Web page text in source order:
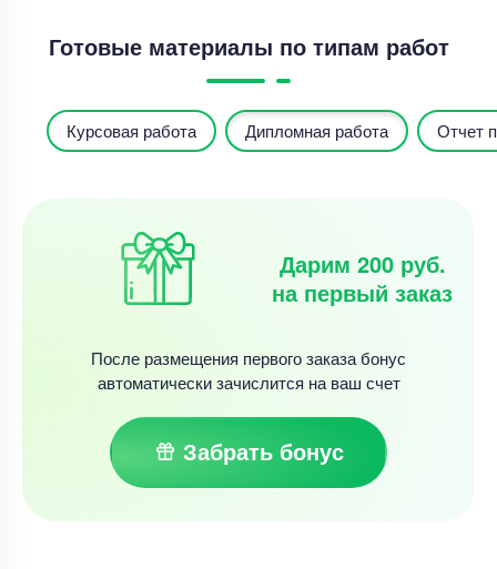
Готовые материалы по типам работ
Курсовая работа Дипломная работа Отчет
Дарим 200 руб.
на первый заказ
После размещения первого заказа бонус
автоматически зачислится на ваш счет
Забрать бонус